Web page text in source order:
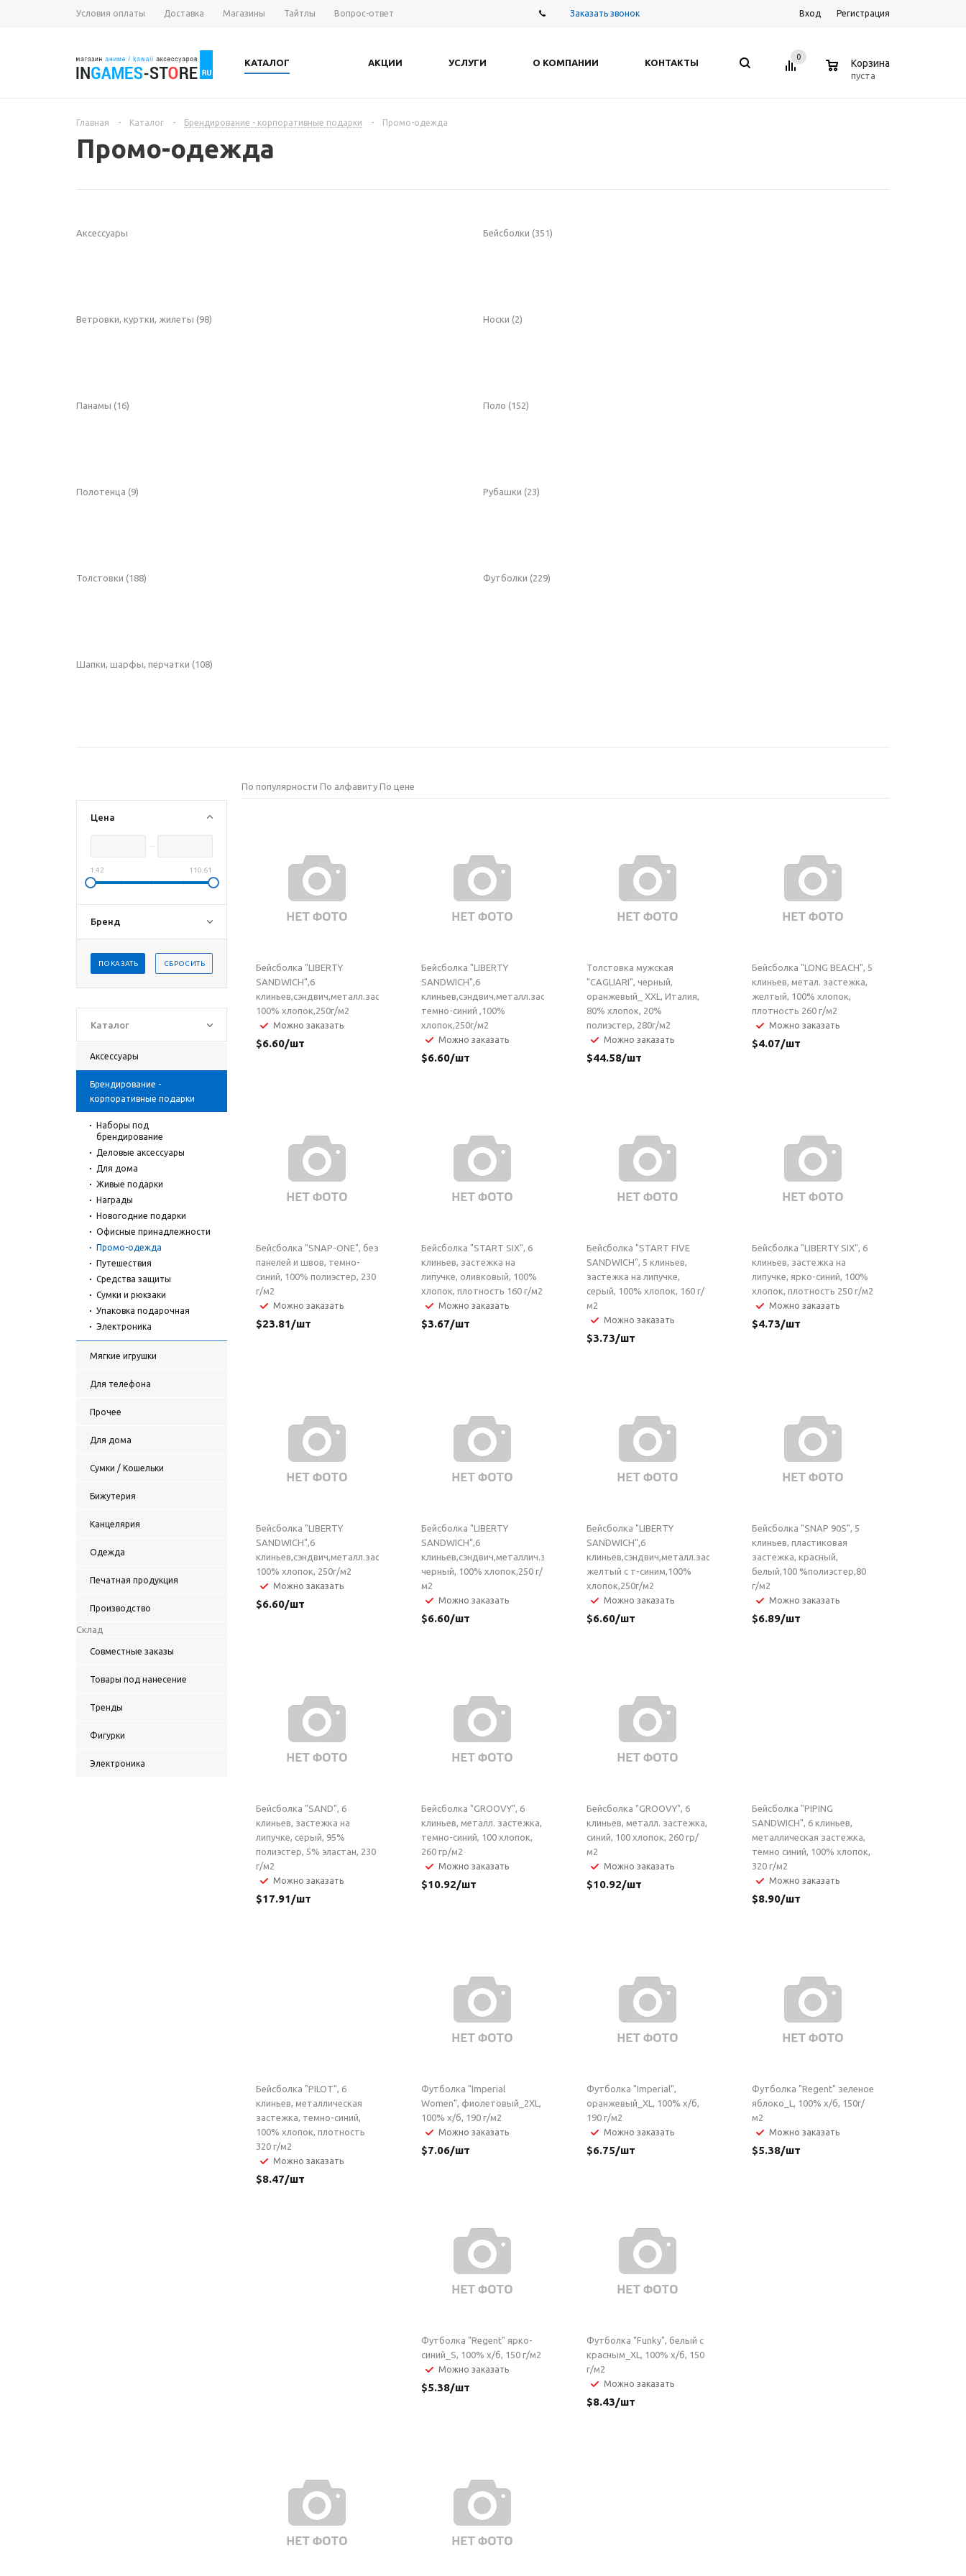
Условия оплаты Доставка Магазины Тайтлы Вопрос-ответ Заказать звонок Вход Регистрация
КАТАЛОГ АКЦИИ УСЛУГИ О КОМПАНИИ КОНТАКТЫ
0
Корзина
пуста
Главная - Каталог - Брендирование - корпоративные подарки - Промо-одежда
Промо-одежда
Аксессуары Бейсболки (351)
Ветровки, куртки, жилеты (98) Носки (2)
Панамы (16) Поло (152)
Полотенца (9) Рубашки (23)
Толстовки (188) Футболки (229)
Шапки, шарфы, перчатки (108)
Цена
1.42 110.61
Бренд
ПОКАЗАТЬ СБРОСИТЬ
Каталог
Аксессуары
Брендирование -
корпоративные подарки
Наборы под
брендирование
Деловые аксессуары
Для дома
Живые подарки
Награды
Новогодние подарки
Офисные принадлежности
Промо-одежда
Путешествия
Средства защиты
Сумки и рюкзаки
Упаковка подарочная
Электроника
Мягкие игрушки
Для телефона
Прочее
Для дома
Сумки / Кошельки
Бижутерия
Канцелярия
Одежда
Печатная продукция
Производство
Склад
Совместные заказы
Товары под нанесение
Тренды
Фигурки
Электроника
По популярности По алфавиту По цене
Бейсболка "LIBERTY
SANDWICH",6
клиньев,сэндвич,металл.застежка,черный,
100% хлопок,250г/м2
Можно заказать
$6.60/шт
Бейсболка "LIBERTY
SANDWICH",6
клиньев,сэндвич,металл.застежка,
темно-синий ,100%
хлопок,250г/м2
Можно заказать
$6.60/шт
Толстовка мужская
"CAGLIARI", черный,
оранжевый_ XXL, Италия,
80% хлопок, 20%
полиэстер, 280г/м2
Можно заказать
$44.58/шт
Бейсболка "LONG BEACH", 5
клиньев, метал. застежка,
желтый, 100% хлопок,
плотность 260 г/м2
Можно заказать
$4.07/шт
Бейсболка "SNAP-ONE", без
панелей и швов, темно-
синий, 100% полиэстер, 230
г/м2
Можно заказать
$23.81/шт
Бейсболка "START SIX", 6
клиньев, застежка на
липучке, оливковый, 100%
хлопок, плотность 160 г/м2
Можно заказать
$3.67/шт
Бейсболка "START FIVE
SANDWICH", 5 клиньев,
застежка на липучке,
серый, 100% хлопок, 160 г/
м2
Можно заказать
$3.73/шт
Бейсболка "LIBERTY SIX", 6
клиньев, застежка на
липучке, ярко-синий, 100%
хлопок, плотность 250 г/м2
Можно заказать
$4.73/шт
Бейсболка "LIBERTY
SANDWICH",6
клиньев,сэндвич,металл.застежка,бордовый,
100% хлопок, 250г/м2
Можно заказать
$6.60/шт
Бейсболка "LIBERTY
SANDWICH",6
клиньев,сэндвич,металлич.застежка,
черный, 100% хлопок,250 г/
м2
Можно заказать
$6.60/шт
Бейсболка "LIBERTY
SANDWICH",6
клиньев,сэндвич,металл.застежка,
желтый с т-синим,100%
хлопок,250г/м2
Можно заказать
$6.60/шт
Бейсболка "SNAP 90S", 5
клиньев, пластиковая
застежка, красный,
белый,100 %полиэстер,80
г/м2
Можно заказать
$6.89/шт
Бейсболка "SAND", 6
клиньев, застежка на
липучке, серый, 95%
полиэстер, 5% эластан, 230
г/м2
Можно заказать
$17.91/шт
Бейсболка "GROOVY", 6
клиньев, металл. застежка,
темно-синий, 100 хлопок,
260 гр/м2
Можно заказать
$10.92/шт
Бейсболка "GROOVY", 6
клиньев, металл. застежка,
синий, 100 хлопок, 260 гр/
м2
Можно заказать
$10.92/шт
Бейсболка "PIPING
SANDWICH", 6 клиньев,
металлическая застежка,
темно синий, 100% хлопок,
320 г/м2
Можно заказать
$8.90/шт
Бейсболка "PILOT", 6
клиньев, металлическая
застежка, темно-синий,
100% хлопок, плотность
320 г/м2
Можно заказать
$8.47/шт
Футболка "Imperial
Women", фиолетовый_2XL,
100% х/б, 190 г/м2
Можно заказать
$7.06/шт
Футболка "Imperial",
оранжевый_XL, 100% х/б,
190 г/м2
Можно заказать
$6.75/шт
Футболка "Regent" зеленое
яблоко_L, 100% х/б, 150г/
м2
Можно заказать
$5.38/шт
Футболка "Regent" ярко-
синий_S, 100% х/б, 150 г/м2
Можно заказать
$5.38/шт
Футболка "Funky", белый с
красным_XL, 100% х/б, 150
г/м2
Можно заказать
$8.43/шт